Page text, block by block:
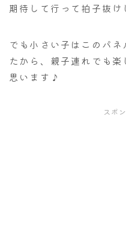
期待して行って拍子抜け
でも小さい子はこのパ
たから、親子連れでも
思います♪
スポ